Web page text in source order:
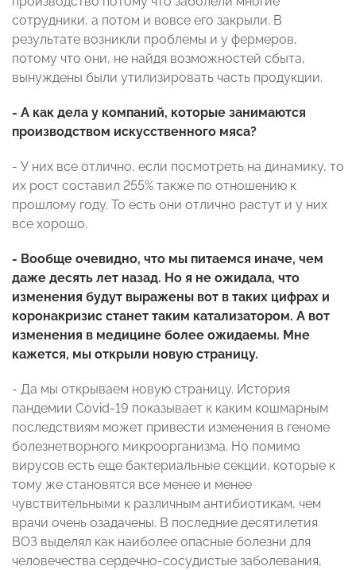
сотрудники, а потом и вовсе его закрыли. В
результате возникли проблемы и у фермеров,
потому что они, не найдя возможностей сбыта,
вынуждены были утилизировать часть продукции.
- А как дела у компаний, которые занимаются
производством искусственного мяса?
- У них все отлично, если посмотреть на динамику, то
их рост составил 255% также по отношению к
прошлому году. То есть они отлично растут и у них
все хорошо.
- Вообще очевидно, что мы питаемся иначе, чем
даже десять лет назад. Но я не ожидала, что
изменения будут выражены вот в таких цифрах и
коронакризис станет таким катализатором. А вот
изменения в медицине более ожидаемы. Мне
кажется, мы открыли новую страницу.
- Да мы открываем новую страницу. История
пандемии Сovid-19 показывает к каким кошмарным
последствиям может привести изменения в геноме
болезнетворного микроорганизма. Но помимо
вирусов есть еще бактериальные секции, которые к
тому же становятся все менее и менее
чувствительными к различным антибиотикам, чем
врачи очень озадачены. В последние десятилетия
ВОЗ выделял как наиболее опасные болезни для
человечества сердечно-сосудистые заболевания,